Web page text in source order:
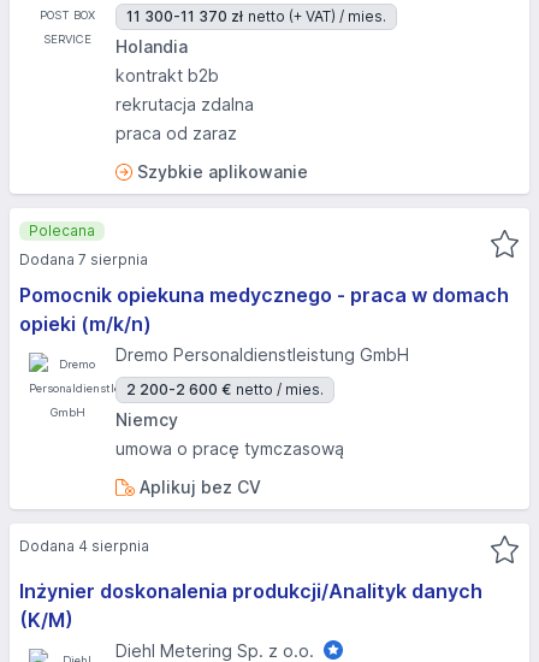
11 300-11 370 zł netto (+ VAT) / mies.
Holandia
kontrakt b2b
rekrutacja zdalna
praca od zaraz
Szybkie aplikowanie
Pomocnik opiekuna medycznego - praca w domach
opieki (m/k/n)
Dremo Personaldienstleistung GmbH
2 200-2 600 € netto / mies.
Niemcy
umowa o pracę tymczasową
Aplikuj bez CV
Polecana
Dodana 7 sierpnia
Inżynier doskonalenia produkcji/Analityk danych
(K/M)
Diehl Metering Sp. z o.o.
Dodana 4 sierpnia